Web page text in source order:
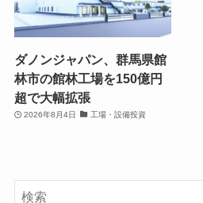
ダノンジャパン、群馬県館
林市の館林工場を150億円
超で大幅拡張
2026年8月4日 工場・設備投資